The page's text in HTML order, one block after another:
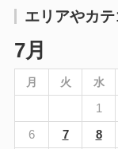
エリアやカ
7月
月 火 水
1
6
7 8